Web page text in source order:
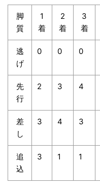
脚
質
1
着
2
着
3
着
逃
げ
0 0 0
先
行
2 3 4
差
し
3 4 3
追
込
3 1 1